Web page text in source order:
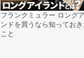
フランクミュラー ロング
ンドを買うなら知ってお
こと